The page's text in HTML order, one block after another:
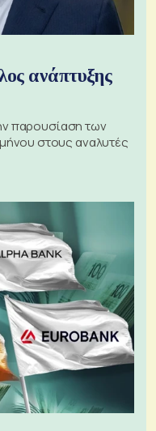
ανάπτυξης
παρουσίαση των
στους αναλυτές